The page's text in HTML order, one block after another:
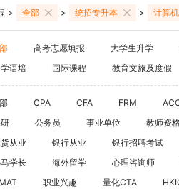
化金融证书)
大学英语四六
保研 HOT
热门职业资
心理咨询师
健康管理师
计师） HOT CFA
如
网
发
如
> 全部 > 统招专升本 > 计算
高考志愿填报 大学生升学
语培
国际课程 教育文旅及度假
CPA CFA FRM
公务员 事业单位 教师资
从业
银行从业 银行招聘考试
学长
海外留学 心理咨询师
职业兴趣 量化CTA